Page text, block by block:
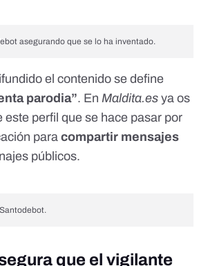
asegurando que se lo ha inventado.
el contenido se define
parodia”. En Maldita.es ya os
este perfil que se hace pasar por
para compartir mensajes
públicos.
que el vigilante